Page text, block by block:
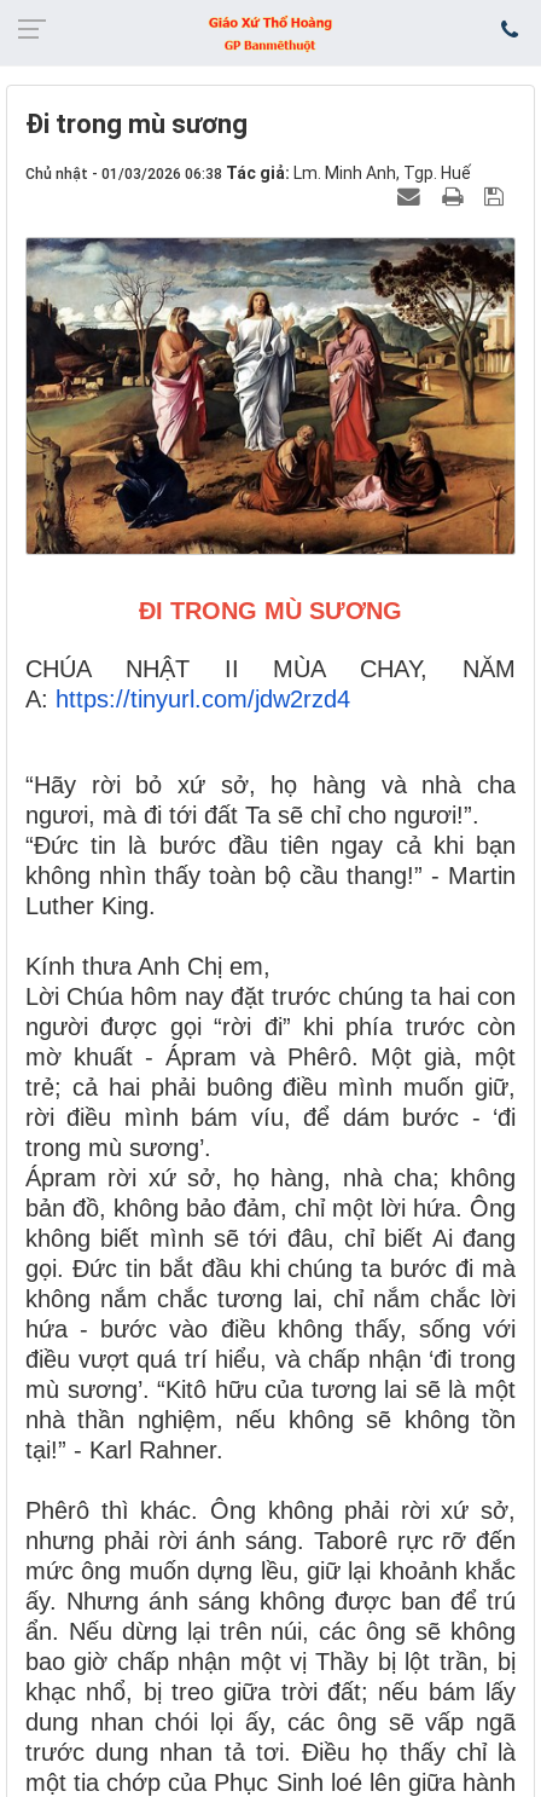
Đi trong mù sương
Chủ nhật - 01/03/2026 06:38 Tác giả: Lm. Minh Anh, Tgp. Huế
ĐI TRONG MÙ SƯƠNG
CHÚA NHẬT II MÙA CHAY, NĂM
A: https://tinyurl.com/jdw2rzd4
“Hãy rời bỏ xứ sở, họ hàng và nhà cha
ngươi, mà đi tới đất Ta sẽ chỉ cho ngươi!”.
“Đức tin là bước đầu tiên ngay cả khi bạn
không nhìn thấy toàn bộ cầu thang!” - Martin
Luther King.
Kính thưa Anh Chị em,
Lời Chúa hôm nay đặt trước chúng ta hai con
người được gọi “rời đi” khi phía trước còn
mờ khuất - Ápram và Phêrô. Một già, một
trẻ; cả hai phải buông điều mình muốn giữ,
rời điều mình bám víu, để dám bước - ‘đi
trong mù sương’.
Ápram rời xứ sở, họ hàng, nhà cha; không
bản đồ, không bảo đảm, chỉ một lời hứa. Ông
không biết mình sẽ tới đâu, chỉ biết Ai đang
gọi. Đức tin bắt đầu khi chúng ta bước đi mà
không nắm chắc tương lai, chỉ nắm chắc lời
hứa - bước vào điều không thấy, sống với
điều vượt quá trí hiểu, và chấp nhận ‘đi trong
mù sương’. “Kitô hữu của tương lai sẽ là một
nhà thần nghiệm, nếu không sẽ không tồn
tại!” - Karl Rahner.
Phêrô thì khác. Ông không phải rời xứ sở,
nhưng phải rời ánh sáng. Taborê rực rỡ đến
mức ông muốn dựng lều, giữ lại khoảnh khắc
ấy. Nhưng ánh sáng không được ban để trú
ẩn. Nếu dừng lại trên núi, các ông sẽ không
bao giờ chấp nhận một vị Thầy bị lột trần, bị
khạc nhổ, bị treo giữa trời đất; nếu bám lấy
dung nhan chói lọi ấy, các ông sẽ vấp ngã
trước dung nhan tả tơi. Điều họ thấy chỉ là
một tia chớp của Phục Sinh loé lên giữa hành